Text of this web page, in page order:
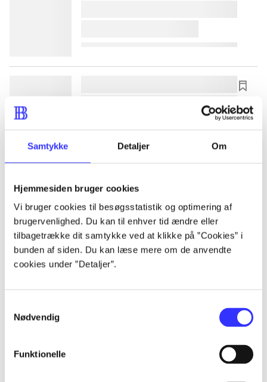
Samtykke Detaljer Om
Hjemmesiden bruger cookies
Vi bruger cookies til besøgsstatistik og optimering af
brugervenlighed. Du kan til enhver tid ændre eller
tilbagetrække dit samtykke ved at klikke på ”Cookies” i
bunden af siden. Du kan læse mere om de anvendte
cookies under ”Detaljer”.
Nødvendig
Funktionelle
lorem ipsum dolor sit amet ...
lorem ipsum dolor sit amet ...
lorem ipsum dolor sit amet ...
lorem ipsum dolor sit amet ...
lorem ipsum dolor sit amet ...
lorem ipsum dolor sit amet ...
lorem ipsum dolor sit amet ...
lorem ipsum dolor sit amet ...
lorem ipsum dolor sit amet ...
lorem ipsum dolor sit amet ...